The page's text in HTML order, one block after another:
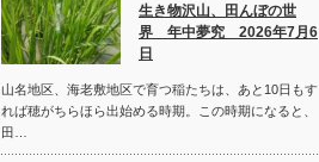
生き物沢山、田んぼの世
界 年中夢究 2026年7月6
日
山名地区、海老敷地区で育つ稲たちは、あと10日もす
れば穂がちらほら出始める時期。この時期になると、
田…